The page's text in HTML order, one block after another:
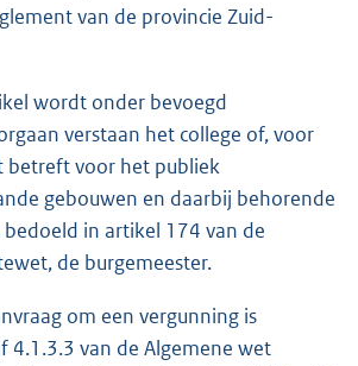
van de provincie Zuid-
wordt onder bevoegd
verstaan het college of, voor
betreft voor het publiek
gebouwen en daarbij behorende
bedoeld in artikel 174 van de
de burgemeester.
om een vergunning is
4.1.3.3 van de Algemene wet